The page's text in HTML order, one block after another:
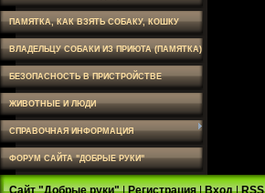
ПАМЯТКА, КАК ВЗЯТЬ СОБАКУ, КОШКУ
ВЛАДЕЛЬЦУ СОБАКИ ИЗ ПРИЮТА (ПАМЯТКА)
БЕЗОПАСНОСТЬ В ПРИСТРОЙСТВЕ
ЖИВОТНЫЕ И ЛЮДИ
СПРАВОЧНАЯ ИНФОРМАЦИЯ
ФОРУМ САЙТА "ДОБРЫЕ РУКИ"
Сайт "Добрые руки"|Регистрация|Вход|RSS